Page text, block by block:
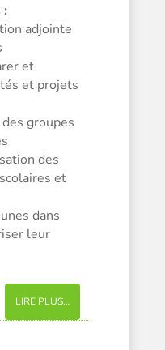
adjointe
et
et projets
groupes
des
et
dans
leur
LIRE PLUS…